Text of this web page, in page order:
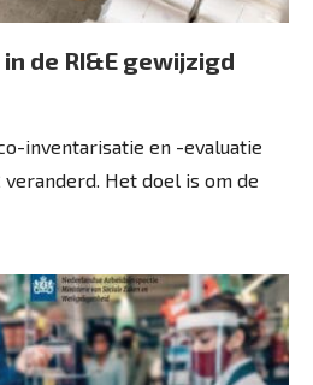
de RI&E gewijzigd
inventarisatie en -evaluatie
Het doel is om de